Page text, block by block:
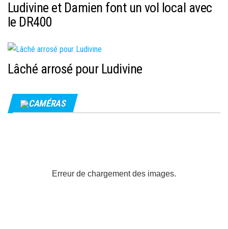
Ludivine et Damien font un vol local avec
le DR400
Lâché arrosé pour Ludivine
CAMÉRAS
Erreur de chargement des images.